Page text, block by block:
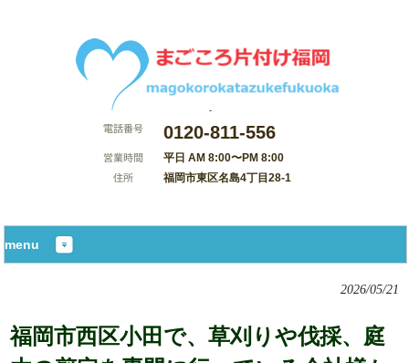
0120-811-556
平日 AM 8:00〜PM 8:00
福岡市東区名島4丁目28-1
menu
2026/05/21
福岡市西区小田で、草刈りや伐採、庭